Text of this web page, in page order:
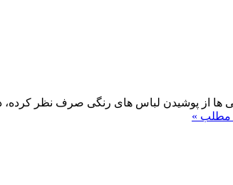
ها از پوشیدن لباس های رنگی صرف نظر کرده،
مطلب »